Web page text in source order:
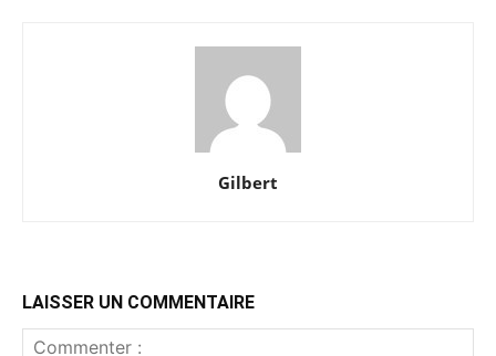
Gilbert
LAISSER UN COMMENTAIRE